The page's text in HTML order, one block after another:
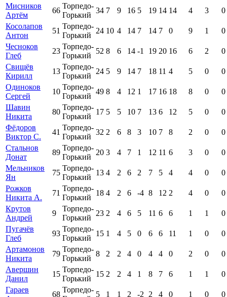
Мисников
Артём
66
Торпедо-
Горький
34 7 9 16 5 19 14 14 4 3
0
Косолапов
Антон
51
Торпедо-
Горький
24 10 4 14 7 14 7 0 9 1
0
Чесноков
Глеб
23
Торпедо-
Горький
52 8 6 14 -1 19 20 16 6 2
0
Свищёв
Кирилл
13
Торпедо-
Горький
24 5 9 14 7 18 11 4 5 0
0
Одиноков
Сергей
10
Торпедо-
Горький
49 8 4 12 1 17 16 18 8 0
0
Шавин
Никита
80
Торпедо-
Горький
17 5 5 10 7 13 6 12 5 0
0
Фёдоров
Виктор С.
41
Торпедо-
Горький
32 2 6 8 3 10 7 8 2 0
0
Стальнов
Донат
89
Торпедо-
Горький
20 3 4 7 1 12 11 6 3 0
0
Мельников
Ян
75
Торпедо-
Горький
13 4 2 6 2 7 5 4 4 0
0
Рожков
Никита А.
71
Торпедо-
Горький
18 4 2 6 -4 8 12 2 4 0
0
Крутов
Андрей
9
Торпедо-
Горький
23 2 4 6 5 11 6 6 1 1
0
Пугачёв
Глеб
93
Торпедо-
Горький
15 1 4 5 0 6 6 11 1 0
0
Артамонов
Никита
79
Торпедо-
Горький
8 2 2 4 0 4 4 0 2 0
0
Авершин
Данил
15
Торпедо-
Горький
15 2 2 4 1 8 7 6 1 1
0
Гараев
68
Торпедо-
5 1 1 2 -2 2 4 0 1 0
0